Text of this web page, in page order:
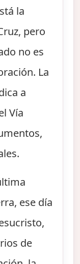
la
pero
no es
La
a
Vía
ese día
de